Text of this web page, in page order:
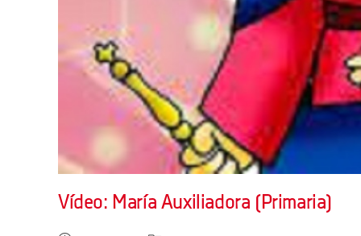
Vídeo: María Auxiliadora (Primaria)